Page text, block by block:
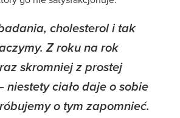
cholesterol i tak
Z roku na rok
skromniej z prostej
niestety ciało daje o sobie
o tym zapomnieć.